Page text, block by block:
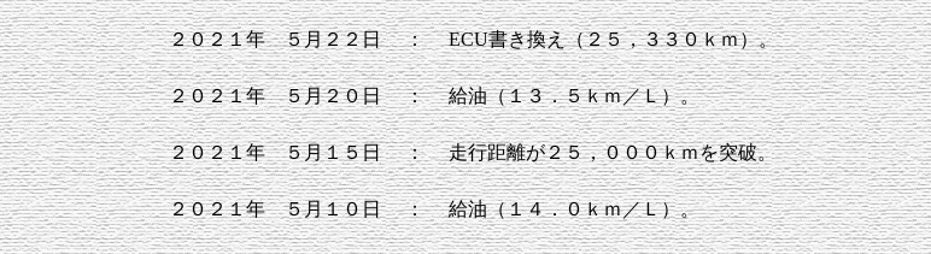
２０２１年 ５月２２日 ： ECU書き換え（２５，３３０ｋｍ）。
２０２１年 ５月２０日 ： 給油（１３．５ｋｍ／Ｌ）。
２０２１年 ５月１５日 ： 走行距離が２５，０００ｋｍを突破。
２０２１年 ５月１０日 ： 給油（１４．０ｋｍ／Ｌ）。